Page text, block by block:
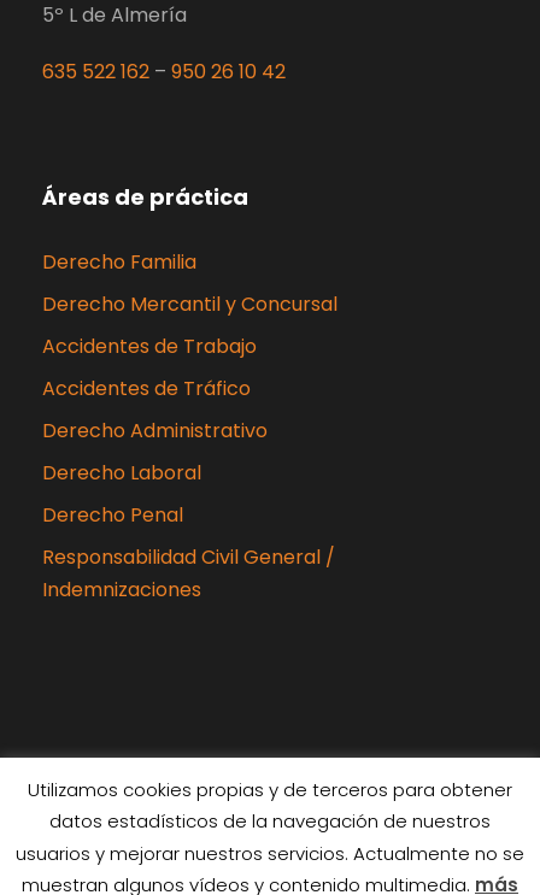
5º L de Almería
635 522 162 – 950 26 10 42
Áreas de práctica
Derecho Familia
Derecho Mercantil y Concursal
Accidentes de Trabajo
Accidentes de Tráfico
Derecho Administrativo
Derecho Laboral
Derecho Penal
Responsabilidad Civil General /
Indemnizaciones
Copyright 2024 Rubiabogados, Todos los
derechos reservados
Utilizamos cookies propias y de terceros para obtener
datos estadísticos de la navegación de nuestros
usuarios y mejorar nuestros servicios. Actualmente no se
muestran algunos vídeos y contenido multimedia. más